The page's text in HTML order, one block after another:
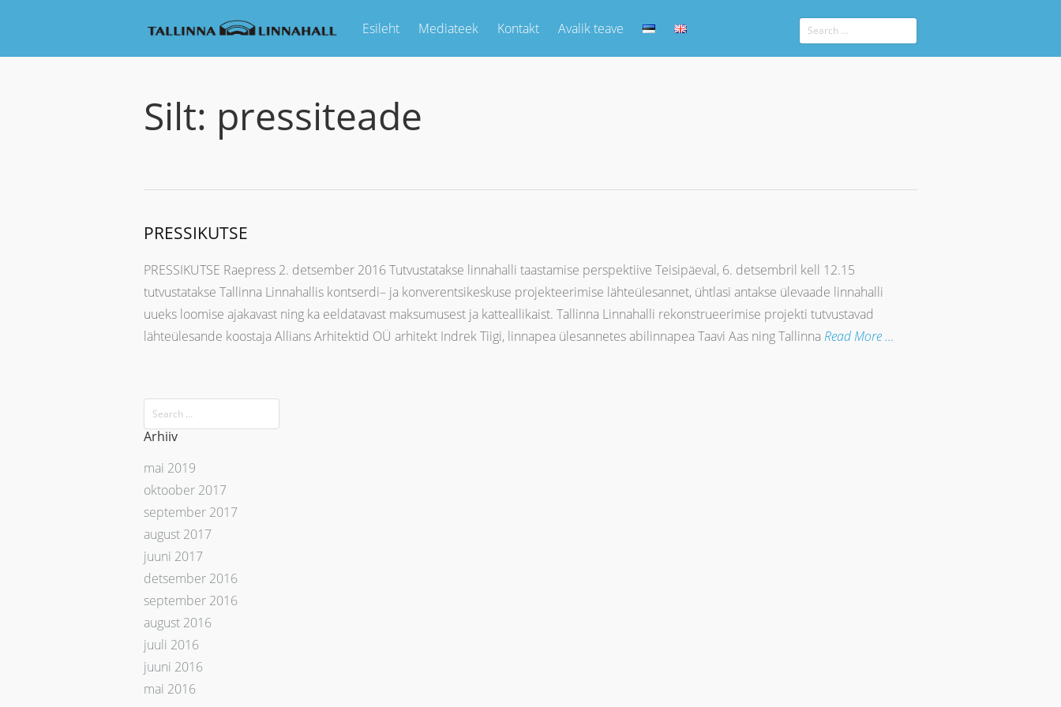
Esileht Mediateek Kontakt Avalik teave
Silt: pressiteade
PRESSIKUTSE
PRESSIKUTSE Raepress 2. detsember 2016 Tutvustatakse linnahalli taastamise perspektiive Teisipäeval, 6. detsembril kell 12.15
tutvustatakse Tallinna Linnahallis kontserdi– ja konverentsikeskuse projekteerimise lähteülesannet, ühtlasi antakse ülevaade linnahalli
uueks loomise ajakavast ning ka eeldatavast maksumusest ja katteallikaist. Tallinna Linnahalli rekonstrueerimise projekti tutvustavad
lähteülesande koostaja Allians Arhitektid OÜ arhitekt Indrek Tiigi, linnapea ülesannetes abilinnapea Taavi Aas ning Tallinna Read More …
Arhiiv
mai 2019
oktoober 2017
september 2017
august 2017
juuni 2017
detsember 2016
september 2016
august 2016
juuli 2016
juuni 2016
mai 2016